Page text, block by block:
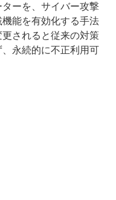
ーを、サイバー攻撃
能を有効化する手法
されると従来の対策
永続的に不正利用可